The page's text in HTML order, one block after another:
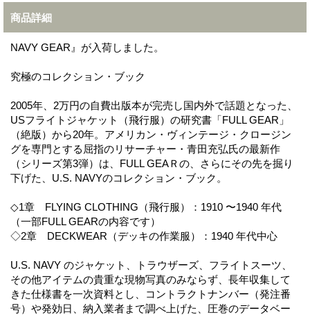
商品詳細
NAVY GEAR』が入荷しました。
究極のコレクション・ブック
2005年、2万円の自費出版本が完売し国内外で話題となった、
USフライトジャケット（飛行服）の研究書「FULL GEAR」
（絶版）から20年。アメリカン・ヴィンテージ・クロージン
グを専門とする屈指のリサーチャー・青田充弘氏の最新作
（シリーズ第3弾）は、FULL GEAＲの、さらにその先を掘り
下げた、U.S. NAVYのコレクション・ブック。
◇1章 FLYING CLOTHING（飛行服）：1910 〜1940 年代
（一部FULL GEARの内容です）
◇2章 DECKWEAR（デッキの作業服）：1940 年代中心
U.S. NAVY のジャケット、トラウザーズ、フライトスーツ、
その他アイテムの貴重な現物写真のみならず、長年収集して
きた仕様書を一次資料とし、コントラクトナンバー（発注番
号）や発効日、納入業者まで調べ上げた、圧巻のデータベー